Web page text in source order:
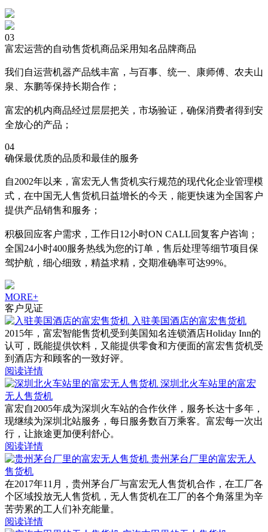
03
富宏运营的自动售货机商品采用知名品牌商品
我们自运营机器产品线丰富，与百事、统一、康师傅、农夫山
泉、东鹏等保持长期合作；
富宏的机内商品经过层层把关，市场验证，确保消费者得到安
全放心的产品；
04
确保最优质的品质和最佳的服务
自2002年以来，富宏无人售货机实行规范的现代化企业管理模
式，在中国无人售货机日益增长的今天，能更快速为全国客户
提供产品销售和服务；
积极回应客户需求，工作日12小时ON CALL回复客户咨询；
全国24小时400服务热线为您的订单，售后处理等细节项目保
驾护航，细心细致，精益求精，交期准确率可达99%。
MORE+
客户见证
入驻美国酒店的富宏售货机
2015年，富宏智能售货机受到美国知名连锁酒店Holiday Inn的
认可，既能提供饮料，又能提供零食和方便面的富宏售货机受
到酒店方和顾客的一致好评。
阅读详情
深圳北火车站里的富宏
无人售货机
富宏自2005年成为深圳火车站的合作伙伴，服务长达十多年，
现继续为深圳北站服务，每日服务数百万乘客。富宏每一次出
行，让旅途更加便利舒心。
阅读详情
贵州茅台厂里的富宏无人
售货机
在2017年11月，贵州茅台厂与富宏无人售货机合作，在工厂各
个区域投放无人售货机，无人售货机在工厂的各个角落里为辛
苦劳累的工人们补充能量。
阅读详情